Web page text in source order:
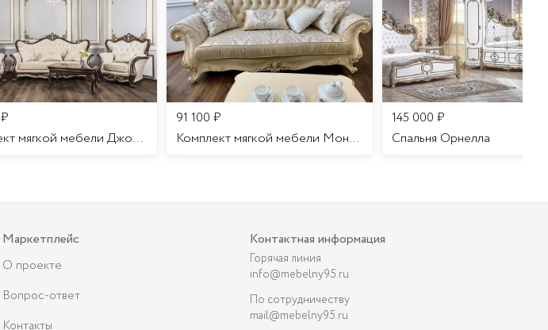
₽
Комплект мягкой мебели Джоконда
91 100 ₽
Комплект мягкой мебели Мона Лиза
145 000 ₽
Cпальня Орнелла
Маркетплейс
О проекте
Вопрос-ответ
Контакты
Контактная информация
Горячая линия
info@mebelny95.ru
По сотрудничеству
mail@mebelny95.ru